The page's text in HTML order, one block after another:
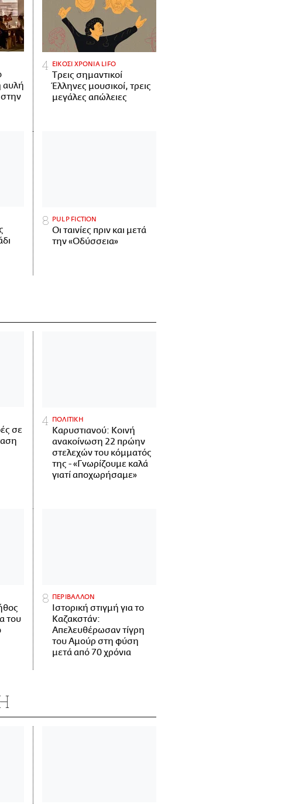
αυλή
στην
ΕΙΚΟΣΙ ΧΡΟΝΙΑ LIFO
Tρεις σημαντικοί
Έλληνες μουσικοί, τρεις
μεγάλες απώλειες
PULP FICTION
Οι ταινίες πριν και μετά
την «Οδύσσεια»
σε
ΠΟΛΙΤΙΚΗ
Καρυστιανού: Κοινή
ανακοίνωση 22 πρώην
στελεχών του κόμματός
της - «Γνωρίζουμε καλά
γιατί αποχωρήσαμε»
του
ΠΕΡΙΒΑΛΛΟΝ
Ιστορική στιγμή για το
Καζακστάν:
Απελευθέρωσαν τίγρη
του Αμούρ στη φύση
μετά από 70 χρόνια